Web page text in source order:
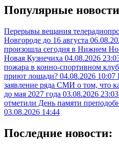
Популярные
Перерывы вещания
Новгороде до 16 августа
произошла сегодня в Нижнем
Новая Кузнечиха 04.08.2026
пожара в конно-спортивном
приют лошади? 04.08.2026 10:07
заявление ряда СМИ о том, что
до мая 2027 года 03.08.2026 23:03
отметили День памяти
03.08.2026 14:44
Последние новости: